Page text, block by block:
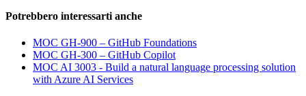
Potrebbero interessarti anche
MOC GH-900 – GitHub Foundations
MOC GH-300 – GitHub Copilot
MOC AI 3003 - Build a natural language processing solution
with Azure AI Services